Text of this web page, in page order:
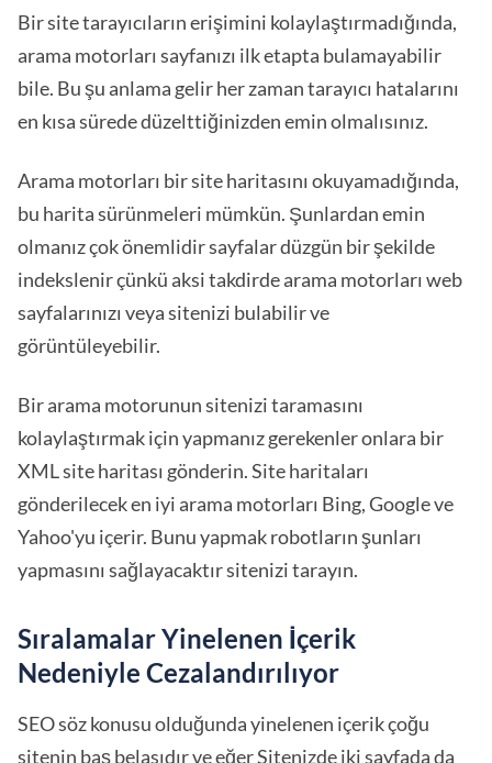
Bir site tarayıcıların erişimini kolaylaştırmadığında,
arama motorları sayfanızı ilk etapta bulamayabilir
bile. Bu şu anlama gelir her zaman tarayıcı hatalarını
en kısa sürede düzelttiğinizden emin olmalısınız.
Arama motorları bir site haritasını okuyamadığında,
bu harita sürünmeleri mümkün. Şunlardan emin
olmanız çok önemlidir sayfalar düzgün bir şekilde
indekslenir çünkü aksi takdirde arama motorları web
sayfalarınızı veya sitenizi bulabilir ve
görüntüleyebilir.
Bir arama motorunun sitenizi taramasını
kolaylaştırmak için yapmanız gerekenler onlara bir
XML site haritası gönderin. Site haritaları
gönderilecek en iyi arama motorları Bing, Google ve
Yahoo'yu içerir. Bunu yapmak robotların şunları
yapmasını sağlayacaktır sitenizi tarayın.
Sıralamalar Yinelenen İçerik
Nedeniyle Cezalandırılıyor
SEO söz konusu olduğunda yinelenen içerik çoğu
sitenin baş belasıdır ve eğer Sitenizde iki sayfada da